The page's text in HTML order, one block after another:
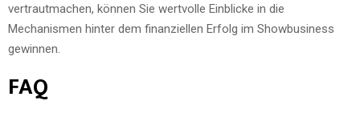
vertrautmachen, können Sie wertvolle Einblicke in die
Mechanismen hinter dem finanziellen Erfolg im Showbusiness
gewinnen.
FAQ